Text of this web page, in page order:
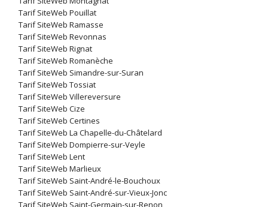
Tarif SiteWeb Pouillat
Tarif SiteWeb Ramasse
Tarif SiteWeb Revonnas
Tarif SiteWeb Rignat
Tarif SiteWeb Romanèche
Tarif SiteWeb Simandre-sur-Suran
Tarif SiteWeb Tossiat
Tarif SiteWeb Villereversure
Tarif SiteWeb Cize
Tarif SiteWeb Certines
Tarif SiteWeb La Chapelle-du-Châtelard
Tarif SiteWeb Dompierre-sur-Veyle
Tarif SiteWeb Lent
Tarif SiteWeb Marlieux
Tarif SiteWeb Saint-André-le-Bouchoux
Tarif SiteWeb Saint-André-sur-Vieux-Jonc
Tarif SiteWeb Saint-Germain-sur-Renon